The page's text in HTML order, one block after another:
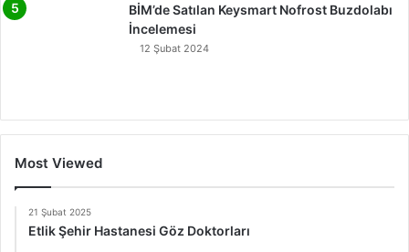
BİM’de Satılan Keysmart Nofrost Buzdolabı
İncelemesi
12 Şubat 2024
Most Viewed
21 Şubat 2025
Etlik Şehir Hastanesi Göz Doktorları